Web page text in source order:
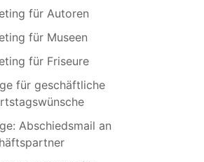
für Autoren
für Museen
für Friseure
für geschäftliche
Abschiedsmail an